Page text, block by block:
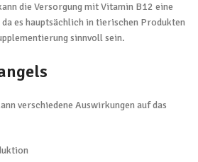
die Versorgung mit Vitamin B12 eine
es hauptsächlich in tierischen Produkten
sinnvoll sein.
verschiedene Auswirkungen auf das